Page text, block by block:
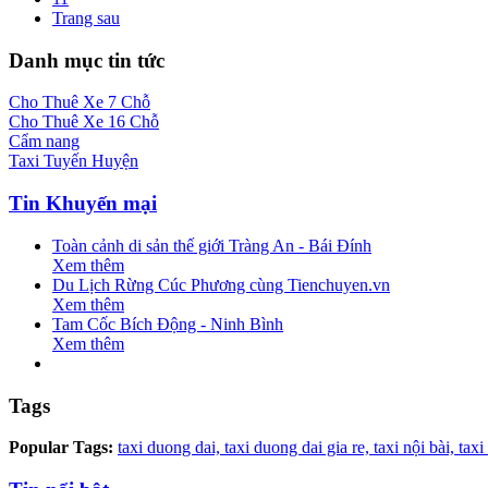
Trang sau
Danh mục tin tức
Cho Thuê Xe 7 Chỗ
Cho Thuê Xe 16 Chỗ
Cẩm nang
Taxi Tuyến Huyện
Tin Khuyến mại
Toàn cảnh di sản thế giới Tràng An - Bái Đính
Xem thêm
Du Lịch Rừng Cúc Phương cùng Tienchuyen.vn
Xem thêm
Tam Cốc Bích Động - Ninh Bình
Xem thêm
Tags
Popular Tags: taxi duong dai, taxi duong dai gia re, taxi nội bài, taxi